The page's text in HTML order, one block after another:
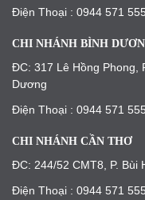
Điện Thoại : 0944 571
CHI NHÁNH BÌNH
ĐC: 317 Lê Hồng Phong,
Dương
Điện Thoại : 0944 571
CHI NHÁNH CẦN THƠ
ĐC: 244/52 CMT8, P. Bùi
Điện Thoại : 0944 571